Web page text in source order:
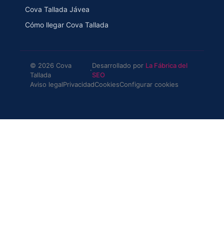
Cova Tallada Jávea
Cómo llegar Cova Tallada
© 2026 Cova
Tallada
·
Desarrollado por La Fábrica del
SEO
Aviso legalPrivacidadCookiesConfigurar cookies